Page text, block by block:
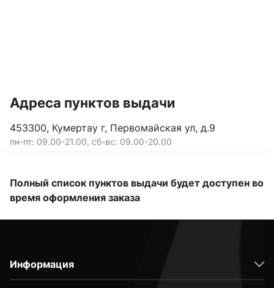
Адреса пунктов выдачи
453300, Кумертау г, Первомайская ул, д.9
пн-пт: 09.00-21.00, сб-вс: 09.00-20.00
Полный список пунктов выдачи будет доступен во
время оформления заказа
Информация